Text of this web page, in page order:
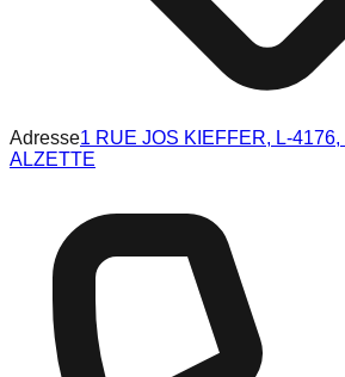
Adresse1 RUE JOS KIEFFER, L-
ALZETTE